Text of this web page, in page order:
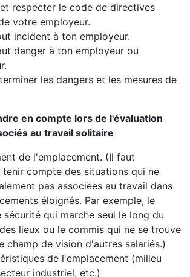
respecter le code de directives
votre employeur.
incident à ton employeur.
danger à ton employeur ou
les dangers et les mesures de
en compte lors de l'évaluation
au travail solitaire
de l'emplacement. (Il faut
tenir compte des situations qui ne
pas associées au travail dans
éloignés. Par exemple, le
sécurité qui marche seul le long du
lieux ou le commis qui ne se trouve
champ de vision d'autres salariés.)
de l'emplacement (milieu
industriel, etc.)